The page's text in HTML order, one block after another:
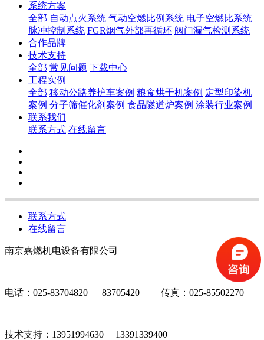
系统方案
全部 自动点火系统 气动空燃比例系统 电子空燃比系统
脉冲控制系统 FGR烟气外部再循环 阀门漏气检测系统
合作品牌
技术支持
全部 常见问题 下载中心
工程实例
全部 移动公路养护车案例 粮食烘干机案例 定型印染机
案例 分子筛催化剂案例 食品隧道炉案例 涂装行业案例
联系我们
联系方式 在线留言
联系方式
在线留言
南京嘉燃机电设备有限公司
电话：025-83704820 83705420 传真：025-85502270
技术支持：13951994630 13391339400